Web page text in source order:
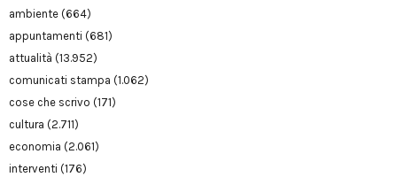
ambiente (664)
appuntamenti (681)
attualità (13.952)
comunicati stampa (1.062)
cose che scrivo (171)
cultura (2.711)
economia (2.061)
interventi (176)